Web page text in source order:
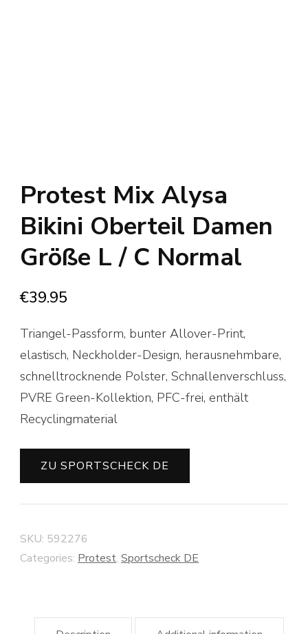
Protest Mix Alysa
Bikini Oberteil Damen
Größe L / C Normal
€39.95
Triangel-Passform, bunter Allover-Print,
elastisch, Neckholder-Design, herausnehmbare,
schnelltrocknende Polster, Schnallenverschluss,
PVRE Green-Kollektion, PFC-frei, enthält
Recyclingmaterial
ZU SPORTSCHECK DE
SKU: 592276
Categories: Protest, Sportscheck DE